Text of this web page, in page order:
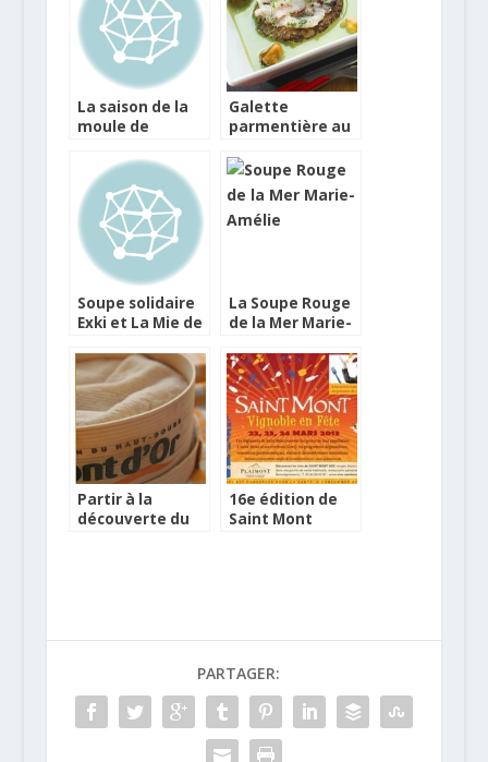
La saison de la
moule de
lancée !
Galette
parmentière au
blanc mariné
(bar), crème de
laitue au cidre et
moules
Soupe solidaire
Exki et La Mie de
La Soupe Rouge
de la Mer Marie-
Label Rouge
Partir à la
découverte du
16e édition de
Saint Mont
PARTAGER: